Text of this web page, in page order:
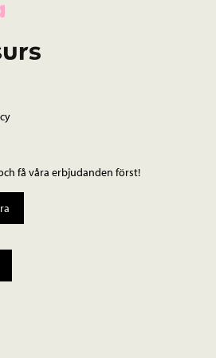
få våra erbjudanden först!